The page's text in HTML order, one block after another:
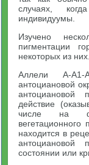
случаях,
индивидуумы.
Изучено
пигментации
некоторых из них.
Аллели А-А1-
антоциановой
антоциановой
действие
числе на
находится в
антоциановой
состоянии или